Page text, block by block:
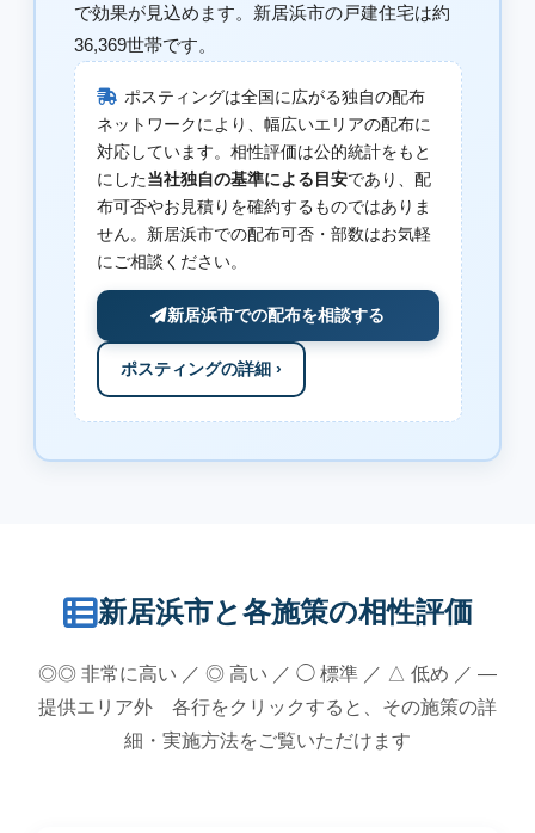
で効果が見込めます。新居浜市の戸建住宅は約
36,369世帯です。
ポスティングは全国に広がる独自の配布
ネットワークにより、幅広いエリアの配布に
対応しています。相性評価は公的統計をもと
にした当社独自の基準による目安であり、配
布可否やお見積りを確約するものではありま
せん。新居浜市での配布可否・部数はお気軽
にご相談ください。
新居浜市での配布を相談する
ポスティングの詳細 ›
新居浜市と各施策の相性評価
◎◎ 非常に高い ／ ◎ 高い ／ ◯ 標準 ／ △ 低め ／ —
提供エリア外 各行をクリックすると、その施策の詳
細・実施方法をご覧いただけます